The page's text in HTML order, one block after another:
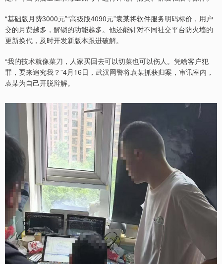
“基础版月费3000元”“高级版4090元”袁某将软件服务明码标价，用户
交的月费越多，解锁的功能越多。他还能针对不同社交平台防火墙的
更新换代，及时开发新版本跟进破解。
“我的技术就像菜刀，人家买回去可以切菜也可以伤人。凭啥客户犯
罪，要来追究我？”4月16日，武汉网警将袁某抓获归案，审讯室内，
袁某为自己开脱辩解。